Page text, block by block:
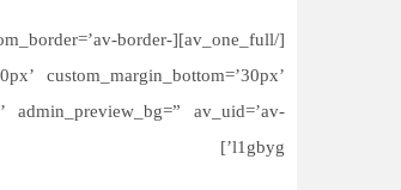
border-
custom_margin_bottom=’30px’
admin_preview_bg=” av_uid=’av-
l1gbyg’]